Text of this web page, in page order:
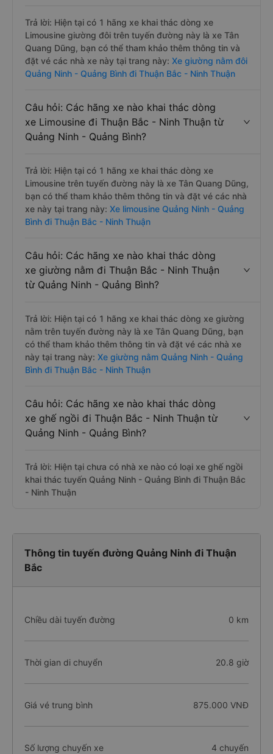
Trả lời: Hiện tại có 1 hãng xe khai thác dòng xe
Limousine giường đôi trên tuyến đường này là xe Tân
Quang Dũng, bạn có thể tham khảo thêm thông tin và
đặt vé các nhà xe này tại trang này: Xe giường nằm đôi
Quảng Ninh - Quảng Bình đi Thuận Bắc - Ninh Thuận
Câu hỏi: Các hãng xe nào khai thác dòng
xe Limousine đi Thuận Bắc - Ninh Thuận từ
Quảng Ninh - Quảng Bình?
Trả lời: Hiện tại có 1 hãng xe khai thác dòng xe
Limousine trên tuyến đường này là xe Tân Quang Dũng,
bạn có thể tham khảo thêm thông tin và đặt vé các nhà
xe này tại trang này: Xe limousine Quảng Ninh - Quảng
Bình đi Thuận Bắc - Ninh Thuận
Câu hỏi: Các hãng xe nào khai thác dòng
xe giường nằm đi Thuận Bắc - Ninh Thuận
từ Quảng Ninh - Quảng Bình?
Trả lời: Hiện tại có 1 hãng xe khai thác dòng xe giường
nằm trên tuyến đường này là xe Tân Quang Dũng, bạn
có thể tham khảo thêm thông tin và đặt vé các nhà xe
này tại trang này: Xe giường nằm Quảng Ninh - Quảng
Bình đi Thuận Bắc - Ninh Thuận
Câu hỏi: Các hãng xe nào khai thác dòng
xe ghế ngồi đi Thuận Bắc - Ninh Thuận từ
Quảng Ninh - Quảng Bình?
Trả lời: Hiện tại chưa có nhà xe nào có loại xe ghế ngồi
khai thác tuyến Quảng Ninh - Quảng Bình đi Thuận Bắc
- Ninh Thuận
Thông tin tuyến đường Quảng Ninh đi Thuận
Bắc
Chiều dài tuyến đường 0 km
Thời gian di chuyển 20.8 giờ
Giá vé trung bình 875.000 VNĐ
Số lượng chuyến xe 4 chuyến